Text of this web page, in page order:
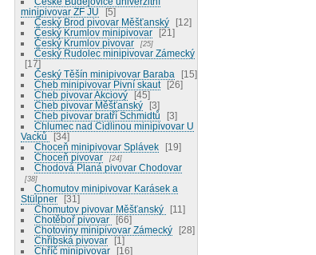
minipivovar ZF JU
5
Český Brod pivovar Měšťanský
12
Český Krumlov minipivovar
21
Český Krumlov pivovar
25
Český Rudolec minipivovar Zámecký
17
Český Těšín minipivovar Baraba
15
Cheb minipivovar Pivní skaut
26
Cheb pivovar Akciový
45
Cheb pivovar Měšťanský
3
Cheb pivovar bratří Schmidtů
3
Chlumec nad Cidlinou minipivovar U
Vacků
34
Choceň minipivovar Splávek
19
Choceň pivovar
24
Chodová Planá pivovar Chodovar
38
Chomutov minipivovar Karásek a
Stülpner
31
Chomutov pivovar Měšťanský
11
Chotěboř pivovar
66
Chotoviny minipivovar Zámecký
28
Chřibská pivovar
1
Chříč minipivovar
16